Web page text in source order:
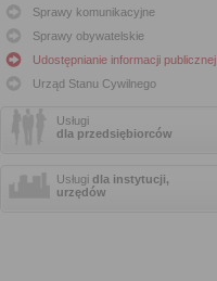
Sprawy komunikacyjne
Sprawy obywatelskie
Udostępnianie informacji publicznej
Urząd Stanu Cywilnego
Usługi
dla przedsiębiorców
Usługi dla instytucji,
urzędów